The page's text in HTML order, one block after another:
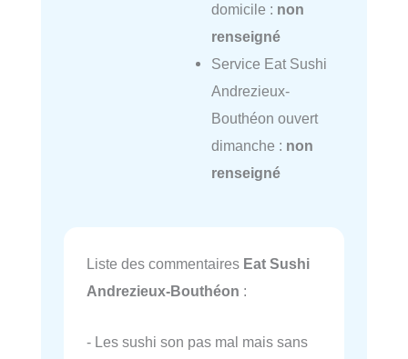
domicile : non
renseigné
Service Eat Sushi
Andrezieux-
Bouthéon ouvert
dimanche : non
renseigné
Liste des commentaires Eat Sushi
Andrezieux-Bouthéon :
- Les sushi son pas mal mais sans